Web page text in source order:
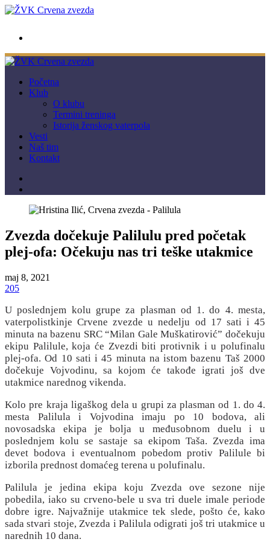
Početna
Klub
O klubu
Termini treninga
Istorija ženskog vaterpola
Vesti
Naš tim
Kontakt
Zvezda dočekuje Palilulu pred početak
plej-ofa: Očekuju nas tri teške utakmice
maj 8, 2021
205
U poslednjem kolu grupe za plasman od 1. do 4. mesta,
vaterpolistkinje Crvene zvezde u nedelju od 17 sati i 45
minuta na bazenu SRC “Milan Gale Muškatirović” dočekuju
ekipu Palilule, koja će Zvezdi biti protivnik i u polufinalu
plej-ofa. Od 10 sati i 45 minuta na istom bazenu Taš 2000
dočekuje Vojvodinu, sa kojom će takođe igrati još dve
utakmice narednog vikenda.
Kolo pre kraja ligaškog dela u grupi za plasman od 1. do 4.
mesta Palilula i Vojvodina imaju po 10 bodova, ali
novosadska ekipa je bolja u međusobnom duelu i u
poslednjem kolu se sastaje sa ekipom Taša. Zvezda ima
devet bodova i eventualnom pobedom protiv Palilule bi
izborila prednost domaćeg terena u polufinalu.
Palilula je jedina ekipa koju Zvezda ove sezone nije
pobedila, iako su crveno-bele u sva tri duele imale periode
dobre igre. Najvažnije utakmice tek slede, pošto će, kako
sada stvari stoje, Zvezda i Palilula odigrati još tri utakmice u
narednih 10 dana.